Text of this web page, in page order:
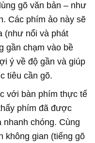
gõ văn bản – như
Các phím ảo này sẽ
(như nổi và phát
gần chạm vào bề
ý về độ gần và giúp
tiêu cần gõ.
với bàn phím thực tế
phím đã được
nhanh chóng. Cùng
không gian (tiếng gõ